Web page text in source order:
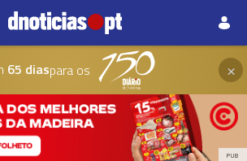
65 diaspara os ×
PUB